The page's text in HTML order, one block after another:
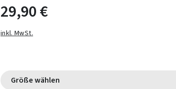
29,90 €
inkl. MwSt.
Größe wählen